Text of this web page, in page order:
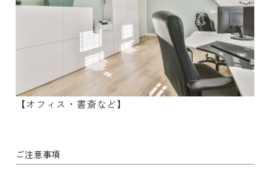
【オフィス・書斎など】
ご注意事項